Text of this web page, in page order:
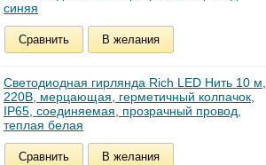
синяя
Сравнить В желания
Светодиодная гирлянда Rich LED Нить 10 м,
220В, мерцающая, герметичный колпачок,
IP65, соединяемая, прозрачный провод,
теплая белая
Сравнить В желания